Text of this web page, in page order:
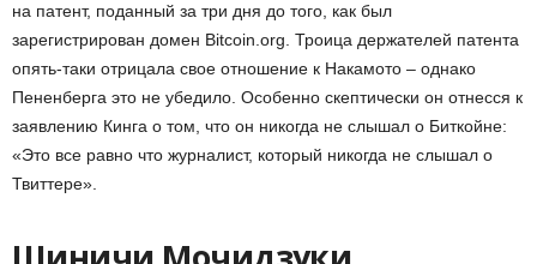
на патент, поданный за три дня до того, как был
зарегистрирован домен Bitcoin.org. Троица держателей патента
опять-таки отрицала свое отношение к Накамото – однако
Пененберга это не убедило. Особенно скептически он отнесся к
заявлению Кинга о том, что он никогда не слышал о Биткойне:
«Это все равно что журналист, который никогда не слышал о
Твиттере».